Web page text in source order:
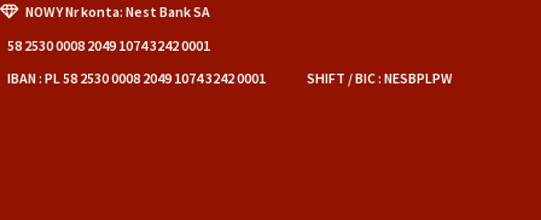
NOWY Nr konta: Nest Bank SA
58 2530 0008 2049 1074 3242 0001
IBAN : PL 58 2530 0008 2049 1074 3242 0001
SHIFT / BIC : NESBPLPW